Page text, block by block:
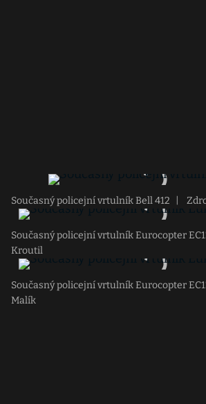
Současný policejní vrtulník Bell 412
Současný policejní vrtulník Eurocopter
Kroutil
Současný policejní vrtulník Eurocopter
Malík